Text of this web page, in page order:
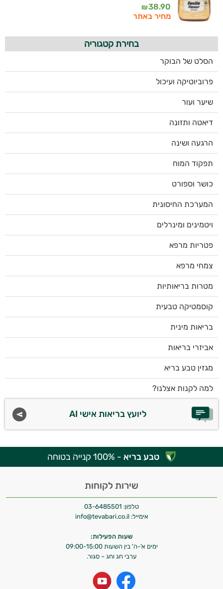
38.90
₪
מחיר באתר
בחירת קטגוריה
הסלט של הבוקר
פרוביוטיקה ועיכול
שיער ועור
דיאטה ותזונה
הרגעה ושינה
תפקוד המוח
כושר וספורט
המערכת החיסונית
ויטמינים ומינרלים
פטריות מרפא
צמחי מרפא
מטרות בריאותיות
קוסמטיקה טבעית
בריאות מינית
אביזרי בריאות
מגזין טבע בריא
למה לקנות אצלנו?
ליועץ בריאות אישי AI
טבע בריא - 100% קנייה בטוחה
שירות לקוחות
טלפון: 03-6485501
אימייל: info@tevabari.co.il
שעות הפעילות:
ימים א'-ה' בין השעות 09:00-15:00
ערבי חג וחג – סגור.